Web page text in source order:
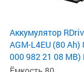
Аккумулятор
AGM-L4EU (80 Ah)
000 982 21 08 MB)